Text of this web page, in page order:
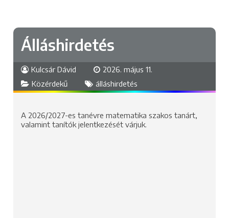
Álláshirdetés
Kulcsár Dávid
2026. május 11.
Közérdekű
álláshirdetés
A 2026/2027-es tanévre matematika szakos tanárt,
valamint tanítók jelentkezését várjuk.